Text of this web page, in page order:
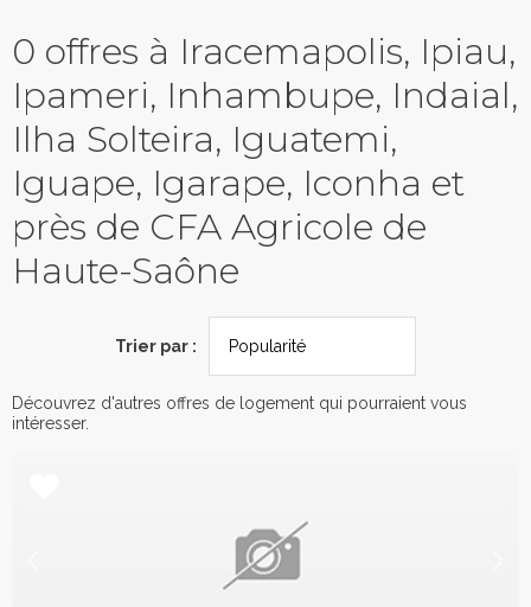
0 offres à Iracemapolis, Ipiau,
Ipameri, Inhambupe, Indaial,
Ilha Solteira, Iguatemi,
Iguape, Igarape, Iconha et
près de CFA Agricole de
Haute-Saône
Trier par :
Découvrez d'autres offres de logement qui pourraient vous
intéresser.